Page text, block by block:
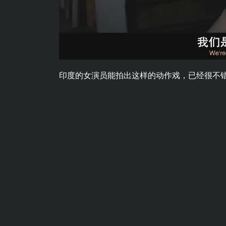
印度的女演员能拍出这样的动作戏，已经很不